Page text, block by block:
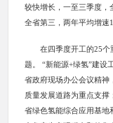
较快增长，一至三季度，
全省第三，两年平均增速
在四季度开工的25
题。 “新能源+绿氢”建设
省政府现场办公会议精神
质量发展道路为重点支
省绿色氢能综合应用基地